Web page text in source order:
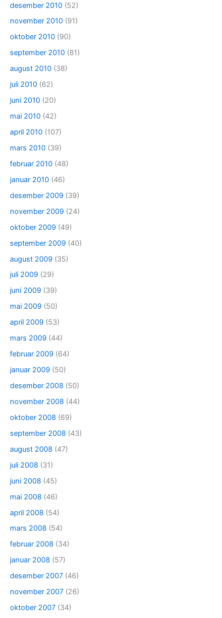
desember 2010 (52)
november 2010 (91)
oktober 2010 (90)
september 2010 (81)
august 2010 (38)
juli 2010 (62)
juni 2010 (20)
mai 2010 (42)
april 2010 (107)
mars 2010 (39)
februar 2010 (48)
januar 2010 (46)
desember 2009 (39)
november 2009 (24)
oktober 2009 (49)
september 2009 (40)
august 2009 (35)
juli 2009 (29)
juni 2009 (39)
mai 2009 (50)
april 2009 (53)
mars 2009 (44)
februar 2009 (64)
januar 2009 (50)
desember 2008 (50)
november 2008 (44)
oktober 2008 (69)
september 2008 (43)
august 2008 (47)
juli 2008 (31)
juni 2008 (45)
mai 2008 (46)
april 2008 (54)
mars 2008 (54)
februar 2008 (34)
januar 2008 (57)
desember 2007 (46)
november 2007 (26)
oktober 2007 (34)